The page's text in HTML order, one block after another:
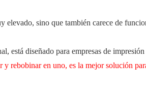
sino que también carece de
diseñado para empresas de
y rebobinar en uno, es la mejor solución